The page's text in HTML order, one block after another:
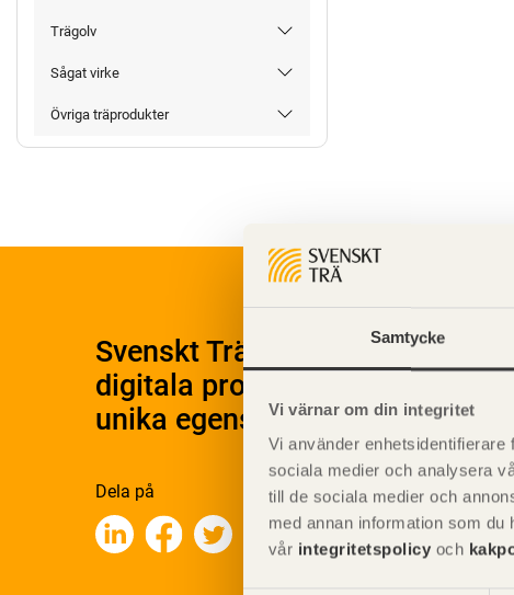
Samtycke
Vi värnar om din integritet
Vi använder
sociala medier och analysera
till de sociala medier och
med annan information som
vår integritetspolicy och
Trägolv
Sågat virke
Övriga träprodukter
Svenskt Träs Produktkatalog
digitala produktkatalog för att
unika egenskaper.
Dela på